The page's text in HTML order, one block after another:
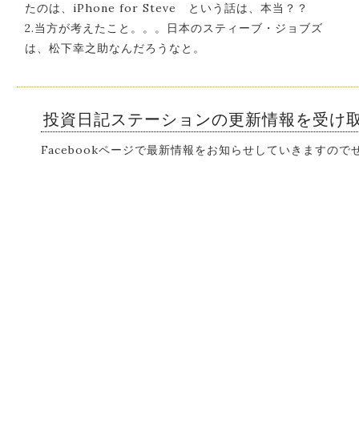
たのは、iPhone for Steve という話は、本当？？
2.当方が考えたこと。。。日本のスティーブ・ジョブズ
は、松下幸之助なんだろうなと。
投資日記ステーションの更新情報を受け
Facebookページで最新情報をお知らせしていきますので